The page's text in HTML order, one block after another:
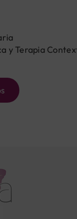
y Terapia